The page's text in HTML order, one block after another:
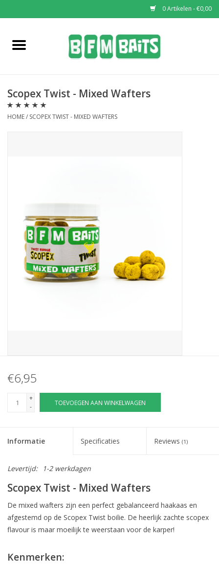
0 Artikelen - €0,00
Home
Pop-Ups
Partikels & Pellets
Nieuws
Scopex Twist - Mixed Wafters
HOME/ SCOPEX TWIST - MIXED WAFTERS
€6,95
+
-
TOEVOEGEN AAN WINKELWAGEN
Informatie Specificaties Reviews (1)
Levertijd: 1-2 werkdagen
Scopex Twist - Mixed Wafters
De mixed wafters zijn een perfect gebalanceerd haakaas en
afgestemd op de Scopex Twist boilie. De heerlijk zachte scopex
flavour is maar moeilijk te weerstaan voor de karper!
Kenmerken: